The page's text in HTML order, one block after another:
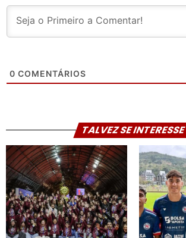
0 COMENTÁRIOS
TALVEZ SE INTERESSE